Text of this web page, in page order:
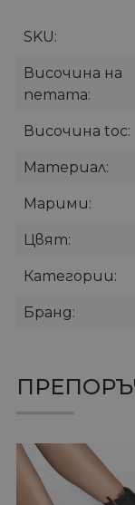
SKU
Височина на
петата
Височина toc
Материал
Марими
Цвят
Категории
Бранд